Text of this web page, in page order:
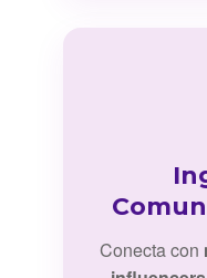
Conecta con